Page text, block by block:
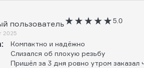
пользователь
2025
5.0
Компактно и надёжно
Слизался об плохую резьбу
Пришёл за 3 дня ровно утром заказал